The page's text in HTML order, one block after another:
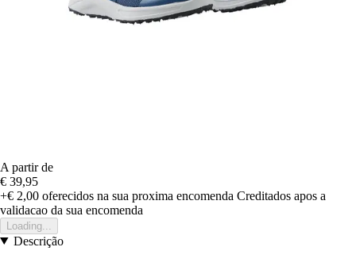
A partir de
€ 39,95
+€ 2,00 oferecidos na sua proxima encomenda Creditados apos a
validacao da sua encomenda
Loading...
Descrição